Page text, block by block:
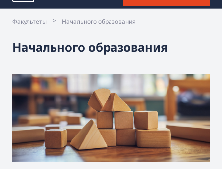
Факультеты > Начального образования
Начального образования